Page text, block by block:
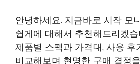
안녕하세요. 지금바로 시작 모
쉽게에 대해서 추천해드리겠
제품별 스펙과 가격대, 사용 후
비교해보며 현명한 구매 결정